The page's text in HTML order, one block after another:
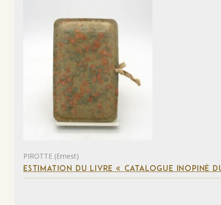
PIROTTE (Ernest)
ESTIMATION DU LIVRE « CATALOGUE INOPINÉ